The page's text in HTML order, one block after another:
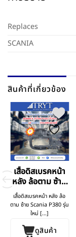
Replaces
SCANIA
สินค้าที่เกี่ยวข้อง
เสื้อดิสเบรคหน้า
หลัง ล้อตาม ซ้าย
Scania P380 รุ่น
ใหม่
เสื้อดิสเบรคหน้า หลัง ล้อ
ตาม ซ้าย Scania P380 รุ่น
ใหม่ [...]
ดูสินค้า